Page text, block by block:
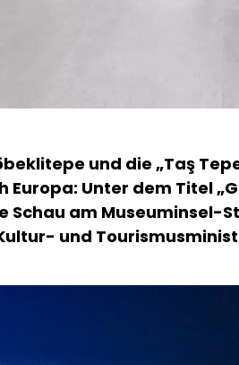
und die „Taş
Unter dem Titel
Schau am
und